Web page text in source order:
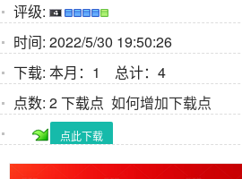
评级:
时间: 2022/5/30 19:50:26
下载: 本月：1 总计：4
点数: 2 下载点 如何增加下载点
点此下载